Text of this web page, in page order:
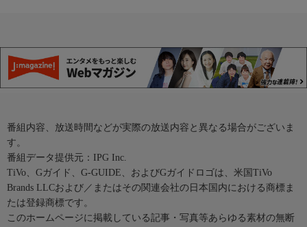
番組内容、放送時間などが実際の放送内容と異なる場合がございま
す。
番組データ提供元：IPG Inc.
TiVo、Gガイド、G-GUIDE、およびGガイドロゴは、米国TiVo
Brands LLCおよび／またはその関連会社の日本国内における商標ま
たは登録商標です。
このホームページに掲載している記事・写真等あらゆる素材の無断